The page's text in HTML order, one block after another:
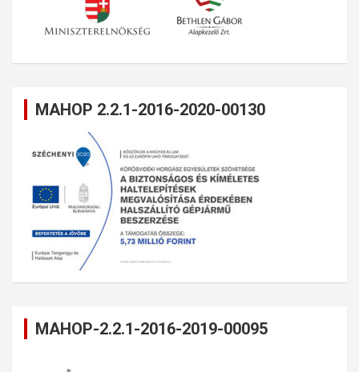
MAHOP 2.2.1-2016-2020-00130
MAHOP-2.2.1-2016-2019-00095